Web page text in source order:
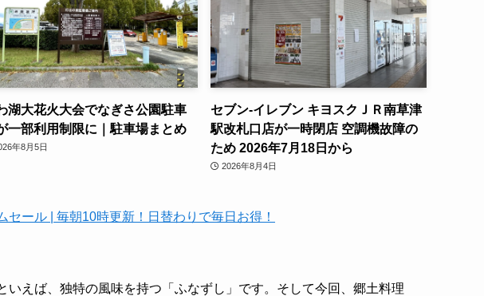
湖大花火大会でなぎさ公園駐車
一部利用制限に｜駐車場まとめ
年8月5日
セブン-イレブン キヨスクＪＲ南草津
駅改札口店が一時閉店 空調機故障の
ため 2026年7月18日から
2026年8月4日
セール | 毎朝10時更新！日替わりで毎日お得！
いえば、独特の風味を持つ「ふなずし」です。そして今回、郷土料理